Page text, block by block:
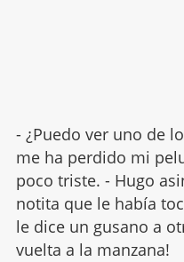
- ¿Puedo ver uno de
me ha perdido mi
poco triste. - Hugo
notita que le había
le dice un gusano a
vuelta a la manzana!